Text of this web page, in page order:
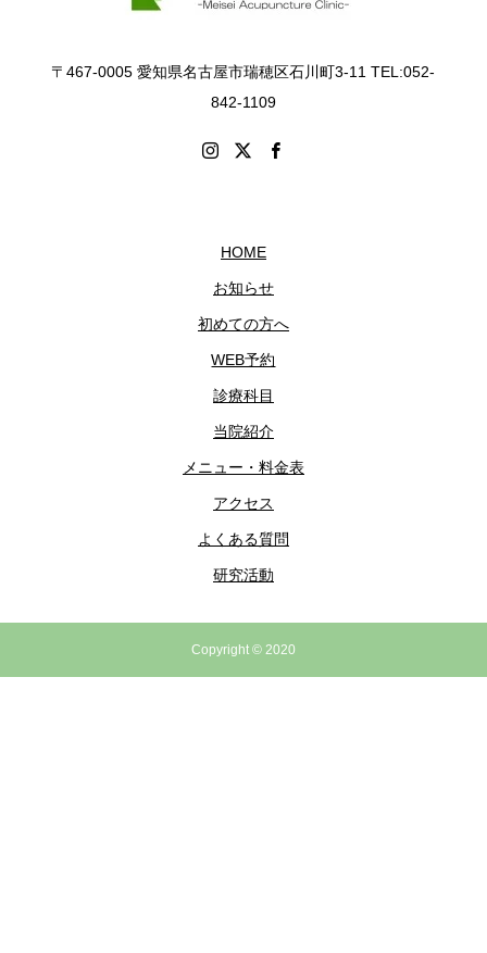
〒467-0005 愛知県名古屋市瑞穂区石川町3-11 TEL:052-
842-1109
HOME
お知らせ
初めての方へ
WEB予約
診療科目
当院紹介
メニュー・料金表
アクセス
よくある質問
研究活動
Copyright © 2020